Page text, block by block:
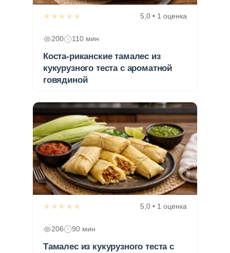
★★★★★ 5,0 • 1 оценка
200 110 мин
Коста-риканские тамалес из
кукурузного теста с ароматной
говядиной
★★★★★ 5,0 • 1 оценка
206 90 мин
Тамалес из кукурузного теста с